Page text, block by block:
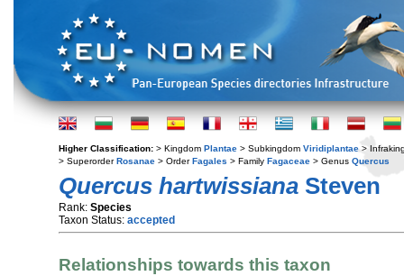
Higher Classification: > Kingdom Plantae > Subkingdom Viridiplantae >
> SuperorderRosanae > OrderFagales > Family Fagaceae > Genus Quercus
Quercus hartwissiana Steven
Rank: Species
Taxon Status: accepted
Relationships towards this taxon